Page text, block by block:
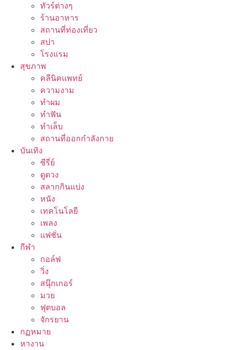
ทัวร์ต่างๆ
ร้านอาหาร
สถานที่ท่องเที่ยว
สปา
โรงแรม
สุขภาพ
คลีนิคแพทย์
ความงาม
ทำผม
ทำฟัน
ทำเล็บ
สถานที่ออกกำลังกาย
บันเทิง
ซีรี่ย์
ดูดวง
สลากกินแบ่ง
หนัง
เทคโนโลยี
เพลง
แฟชั่น
กีฬา
กอล์ฟ
วิ่ง
สนุ๊กเกอร์
มวย
ฟุตบอล
จักรยาน
กฏหมาย
หางาน